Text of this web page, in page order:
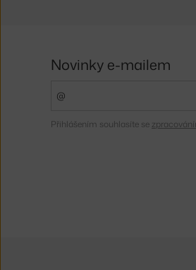
Novinky e-mailem
Přihlášením souhlasíte se